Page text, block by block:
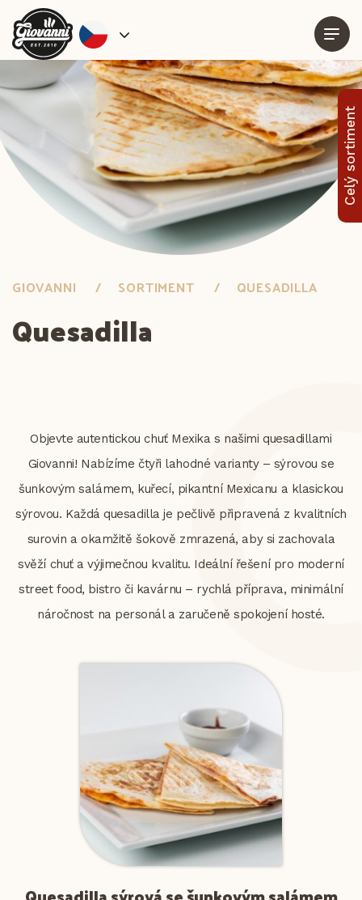
Celý sortiment
GIOVANNI SORTIMENT QUESADILLA
Quesadilla
Objevte autentickou chuť Mexika s našimi quesadillami
Giovanni! Nabízíme čtyři lahodné varianty – sýrovou se
šunkovým salámem, kuřecí, pikantní Mexicanu a klasickou
sýrovou. Každá quesadilla je pečlivě připravená z kvalitních
surovin a okamžitě šokově zmrazená, aby si zachovala
svěží chuť a výjimečnou kvalitu. Ideální řešení pro moderní
street food, bistro či kavárnu – rychlá příprava, minimální
náročnost na personál a zaručeně spokojení hosté.